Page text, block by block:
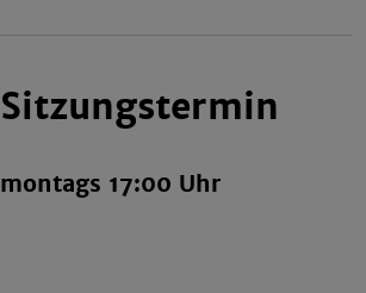
Sitzungstermin
montags 17:00 Uhr